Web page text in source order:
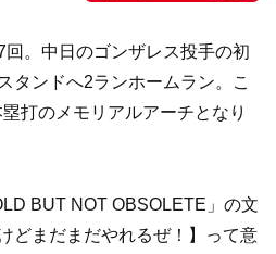
。中日のゴンザレス投手の初
タンドへ2ランホームラン。こ
打のメモリアルアーチとなり
BUT NOT OBSOLETE」の文
どまだまだやれるぜ！】って意